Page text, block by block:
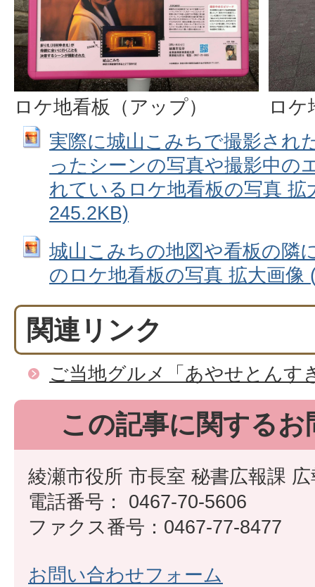
ロケ地看板（アップ）
ロケ
実際に城山こみちで撮影され
ったシーンの写真や撮影中の
れているロケ地看板の写真 拡
245.2KB)
城山こみちの地図や看板の隣
のロケ地看板の写真 拡大画像
関連リンク
ご当地グルメ「あやせとんす
この記事に関するお
綾瀬市役所 市長室 秘書広報課
電話番号： 0467-70-5606
ファクス番号：0467-77-8477
お問い合わせフォーム